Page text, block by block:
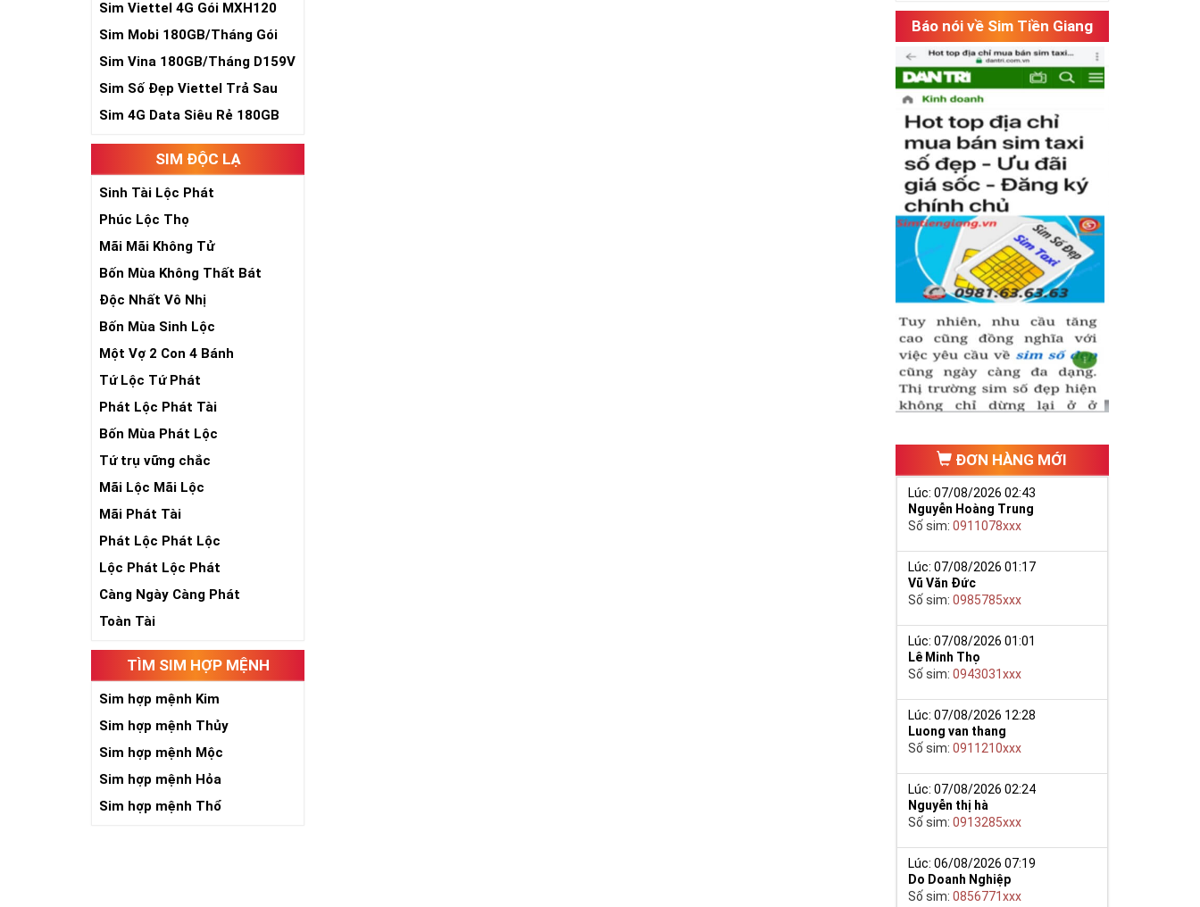
Sim Viettel 4G Gói MXH120
Siêu Rẻ
Sim Mobi 180GB/Tháng Gói
TK159
Sim Vina 180GB/Tháng D159V
Sim Số Đẹp Viettel Trả Sau
Sim 4G Data Siêu Rẻ 180GB
SIM ĐỘC LẠ
Sinh Tài Lộc Phát
Phúc Lộc Thọ
Mãi Mãi Không Tử
Bốn Mùa Không Thất Bát
Độc Nhất Vô Nhị
Bốn Mùa Sinh Lộc
Một Vợ 2 Con 4 Bánh
Tứ Lộc Tứ Phát
Phát Lộc Phát Tài
Bốn Mùa Phát Lộc
Tứ trụ vững chắc
Mãi Lộc Mãi Lộc
Mãi Phát Tài
Phát Lộc Phát Lộc
Lộc Phát Lộc Phát
Càng Ngày Càng Phát
Toàn Tài
TÌM SIM HỢP MỆNH
Sim hợp mệnh Kim
Sim hợp mệnh Thủy
Sim hợp mệnh Mộc
Sim hợp mệnh Hỏa
Sim hợp mệnh Thổ
Báo nói về Sim Tiền Giang
ĐƠN HÀNG MỚI
Lúc: 07/08/2026 02:43
Nguyễn Hoàng Trung
Số sim:0911078xxx
Lúc: 07/08/2026 01:17
Vũ Văn Đức
Số sim:0985785xxx
Lúc: 07/08/2026 01:01
Lê Minh Thọ
Số sim:0943031xxx
Lúc: 07/08/2026 12:28
Luong van thang
Số sim:0911210xxx
Lúc: 07/08/2026 02:24
Nguyễn thị hà
Số sim:0913285xxx
Lúc: 06/08/2026 07:19
Do Doanh Nghiệp
Số sim:0856771xxx